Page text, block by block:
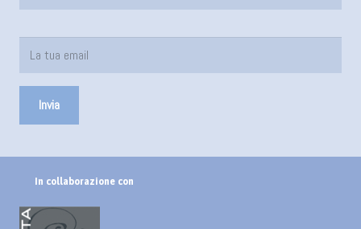
In collaborazione con